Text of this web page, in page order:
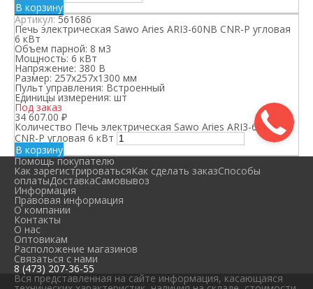
В корзину
Артикул:561686
Печь электрическая Sawo Aries ARI3-60NB CNR-P угловая
6 кВт
Объем парной: 8 м3
Мощность: 6 кВт
Напряжение: 380 В
Размер: 257x257x1300 мм
Пульт управления: Встроенный
Единицы измерения: шт
Под заказ
34 607.00 ₽
Количество Печь электрическая Sawo Aries ARI3-60NB
CNR-P угловая 6 кВт
В корзину
Помощь покупателю
Как зарегистрироватьсяКак сделать заказСпособы
оплатыДоставкаСамовывоз
Информация
Правовая информация
О компании
Контакты
О нас
Оптовикам
Расположение магазинов
Связаться с нами
8 (473) 207-36-55
Вся представленная на сайте информация, касающаяся